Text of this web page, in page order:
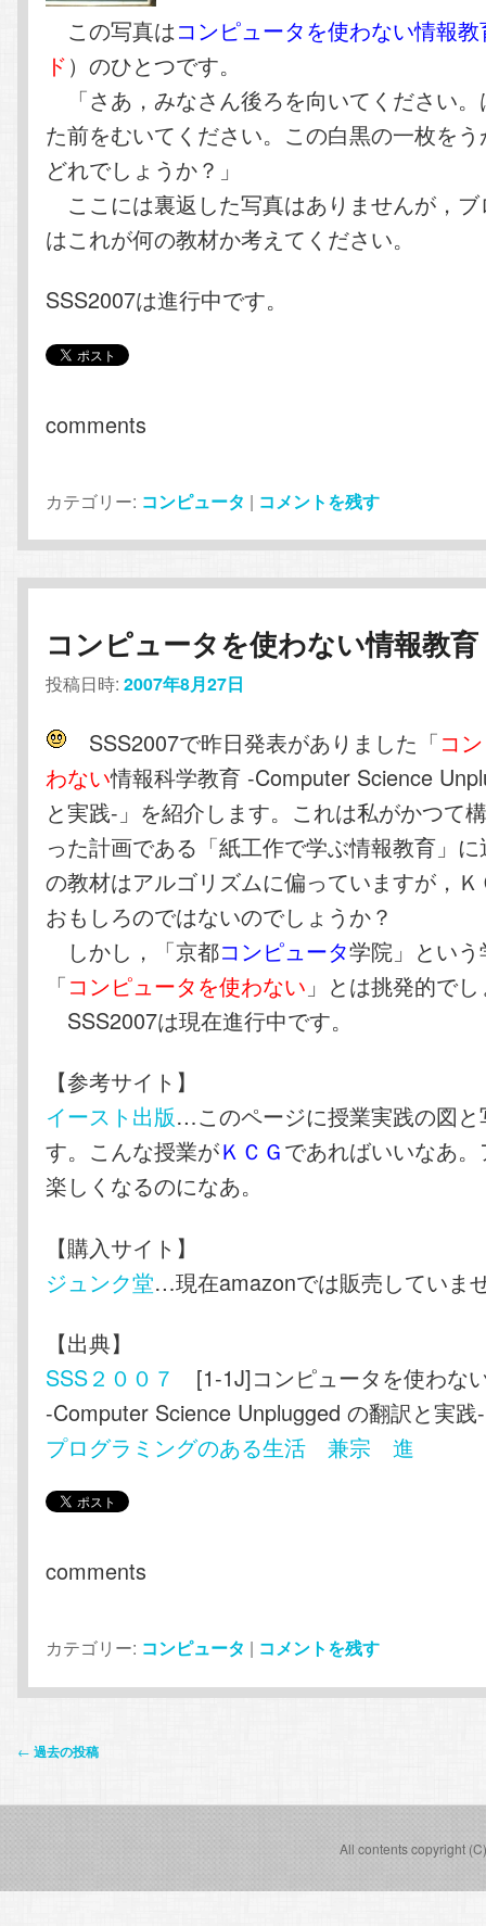
この写真はコンピュータを使わない情報教
ド）のひとつです。
「さあ，みなさん後ろを向いてください
た前をむいてください。この白黒の一枚を
どれでしょうか？」
ここには裏返した写真はありませんが，
はこれが何の教材か考えてください。
SSS2007は進行中です。
comments
カテゴリー: コンピュータ | コメントを残す
コンピュータを使わない情報教育
投稿日時:2007年8月27日
SSS2007で昨日発表がありました「コ
わない情報科学教育 -Computer Science
と実践-」を紹介します。これは私がかつて
った計画である「紙工作で学ぶ情報教育」
の教材はアルゴリズムに偏っていますが，
おもしろのではないのでしょうか？
しかし，「京都コンピュータ学院」とい
「コンピュータを使わない 」とは挑発的で
SSS2007は現在進行中です。
【参考サイト】
イースト出版…このページに授業実践の図と
す。こんな授業がＫＣＧであればいいなあ
楽しくなるのになあ。
【購入サイト】
ジュンク堂…現在amazonでは販売していま
【出典】
SSS２００７
[1-1J]コンピュータを使わな
-Computer Science Unplugged の翻訳と実践-
プログラミングのある生活 兼宗 進
comments
カテゴリー: コンピュータ | コメントを残す
投
ナ
← 過去の投稿
All contents copyright